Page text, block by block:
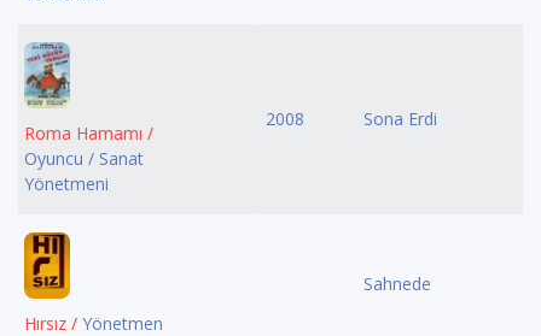
Roma Hamamı /
Oyuncu / Sanat
Yönetmeni
2008 Sona Erdi
Hırsız / Yönetmen
Sahnede